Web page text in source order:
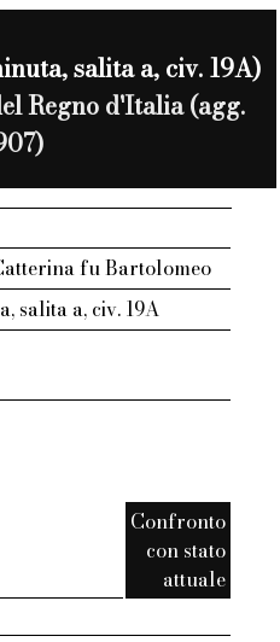
salita a, civ. 19A)
Regno d'Italia (agg.
fu Bartolomeo
salita a, civ. 19A
Confronto
con stato
attuale